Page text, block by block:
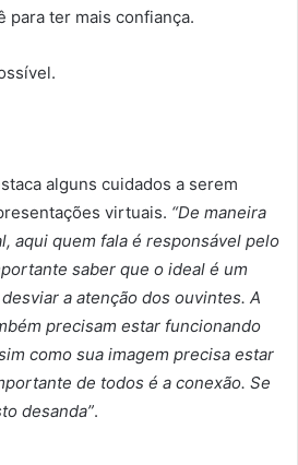
para ter mais confiança.
alguns cuidados a serem
virtuais. “De maneira
aqui quem fala é responsável pelo
saber que o ideal é um
a atenção dos ouvintes. A
precisam estar funcionando
como sua imagem precisa estar
de todos é a conexão. Se
desanda”.